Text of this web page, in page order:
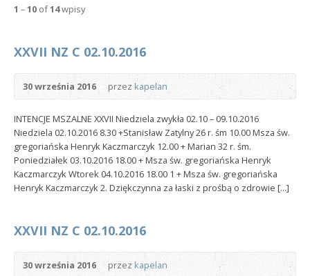
1 –10 of14wpisy
XXVII NZ C 02.10.2016
30 września 2016 przez kapelan
INTENCJE MSZALNE XXVII Niedziela zwykła 02.10 – 09.10.2016
Niedziela 02.10.2016 8.30 +Stanisław Zatylny 26 r. śm 10.00 Msza św.
gregoriańska Henryk Kaczmarczyk 12.00 + Marian 32 r. śm.
Poniedziałek 03.10.2016 18.00 + Msza św. gregoriańska Henryk
Kaczmarczyk Wtorek 04.10.2016 18.00 1 + Msza św. gregoriańska
Henryk Kaczmarczyk 2. Dziękczynna za łaski z prośbą o zdrowie [...]
XXVII NZ C 02.10.2016
30 września 2016 przez kapelan